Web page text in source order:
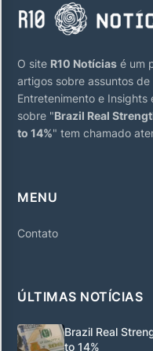
O site R10 Notícias é um
artigos sobre assuntos
Entretenimento e Insights
sobre "Brazil Real
to 14%" tem chamado
MENU
Contato
ÚLTIMAS NOTÍCIAS
Brazil Real
to 14%